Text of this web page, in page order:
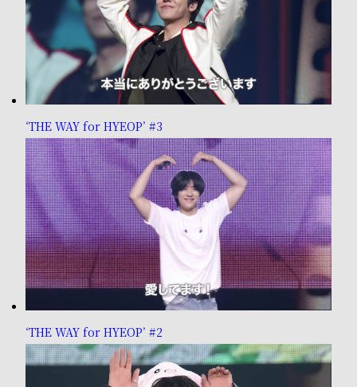
‘THE WAY for HYEOP’ #3
‘THE WAY for HYEOP’ #2